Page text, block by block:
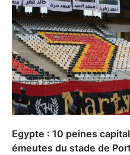
Egypte : 10 peines
émeutes du stade de